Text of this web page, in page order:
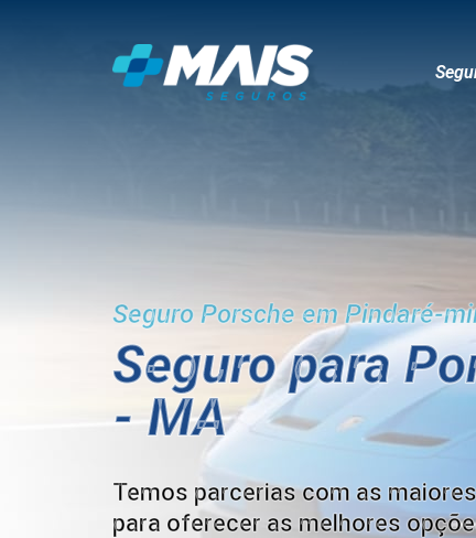
Seguro Porsche em Pindaré-
Seguro para
- MA
Temos parcerias com as
para oferecer as melhores